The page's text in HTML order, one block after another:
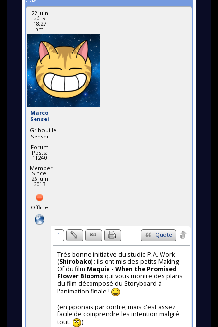
22 juin
2019
18:27
pm
Marco
Sensei
Gribouille
Sensei
Forum
Posts:
11240
Member
Since:
26 juin
2013
Offline
1 Quote
Très bonne initiative du studio P.A. Work
(Shirobako) : ils ont mis des petits Making
Of du film Maquia - When the Promised
Flower Blooms qui vous montre des plans
du film décomposé du Storyboard à
l'animation finale !
(en japonais par contre, mais c'est assez
facile de comprendre les intention malgré
tout.
)